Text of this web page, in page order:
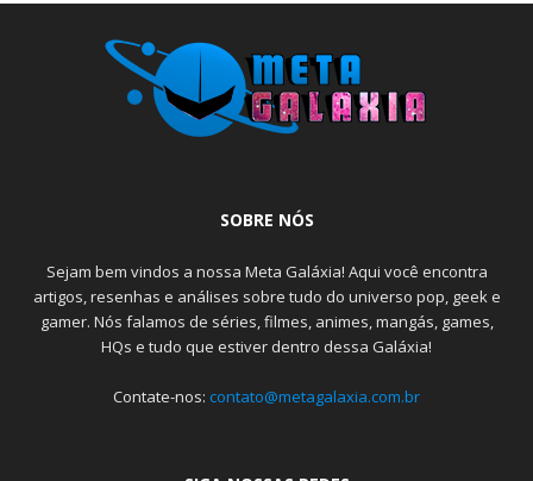
SOBRE NÓS
Sejam bem vindos a nossa Meta Galáxia! Aqui você encontra
artigos, resenhas e análises sobre tudo do universo pop, geek e
gamer. Nós falamos de séries, filmes, animes, mangás, games,
HQs e tudo que estiver dentro dessa Galáxia!
Contate-nos: contato@metagalaxia.com.br